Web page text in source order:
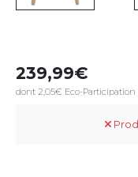
239,99
dont 2,05€ Eco-Participation